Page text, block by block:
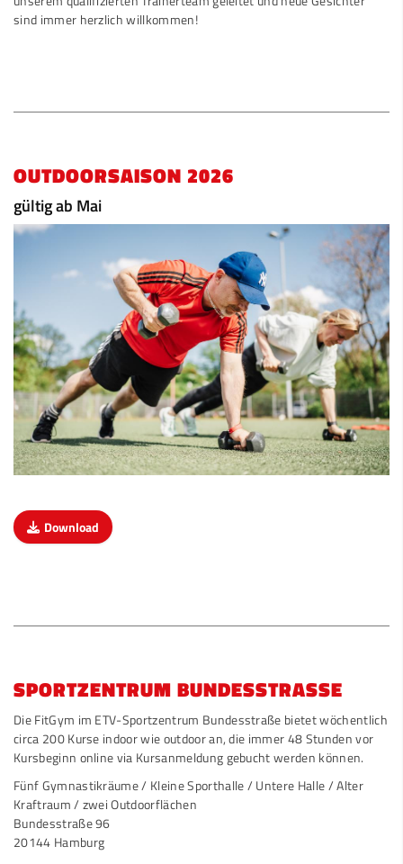
sind immer herzlich willkommen!
OUTDOORSAISON 2026
gültig ab Mai
Download
SPORTZENTRUM BUNDESSTRASSE
Die FitGym im ETV-Sportzentrum Bundesstraße bietet wöchentlich
circa 200 Kurse indoor wie outdoor an, die immer 48 Stunden vor
Kursbeginn onlinevia Kursanmeldunggebucht werden können.
Fünf Gymnastikräume / Kleine Sporthalle / Untere Halle / Alter
Kraftraum / zwei Outdoorflächen
Bundesstraße 96
20144 Hamburg